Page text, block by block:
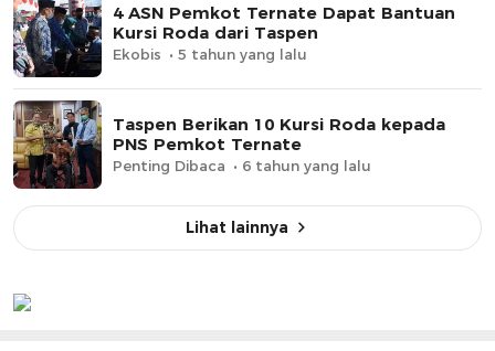
4 ASN Pemkot Ternate Dapat Bantuan
Kursi Roda dari Taspen
Ekobis 5 tahun yang lalu
Taspen Berikan 10 Kursi Roda kepada
PNS Pemkot Ternate
Penting Dibaca 6 tahun yang lalu
Lihat lainnya